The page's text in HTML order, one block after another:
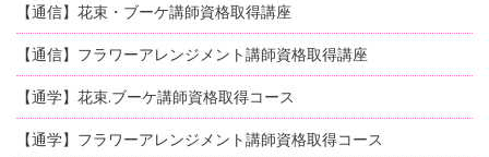
【通信】花束・ブーケ講師資格取得講座
【通信】フラワーアレンジメント講師資格取得講座
【通学】花束.ブーケ講師資格取得コース
【通学】フラワーアレンジメント講師資格取得コース